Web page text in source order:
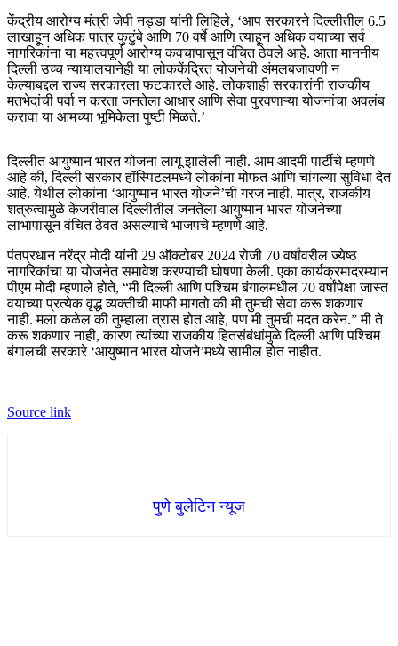
केंद्रीय आरोग्य मंत्री जेपी नड्डा यांनी लिहिले, ‘आप सरकारने दिल्लीतील 6.5
लाखाहून अधिक पात्र कुटुंबे आणि 70 वर्षे आणि त्याहून अधिक वयाच्या सर्व
नागरिकांना या महत्त्वपूर्ण आरोग्य कवचापासून वंचित ठेवले आहे. आता माननीय
दिल्ली उच्च न्यायालयानेही या लोककेंद्रित योजनेची अंमलबजावणी न
केल्याबद्दल राज्य सरकारला फटकारले आहे. लोकशाही सरकारांनी राजकीय
मतभेदांची पर्वा न करता जनतेला आधार आणि सेवा पुरवणाऱ्या योजनांचा अवलंब
करावा या आमच्या भूमिकेला पुष्टी मिळते.’
दिल्लीत आयुष्मान भारत योजना लागू झालेली नाही. आम आदमी पार्टीचे म्हणणे
आहे की, दिल्ली सरकार हॉस्पिटलमध्ये लोकांना मोफत आणि चांगल्या सुविधा देत
आहे. येथील लोकांना ‘आयुष्मान भारत योजने’ची गरज नाही. मात्र, राजकीय
शत्रुत्वामुळे केजरीवाल दिल्लीतील जनतेला आयुष्मान भारत योजनेच्या
लाभापासून वंचित ठेवत असल्याचे भाजपचे म्हणणे आहे.
पंतप्रधान नरेंद्र मोदी यांनी 29 ऑक्टोबर 2024 रोजी 70 वर्षांवरील ज्येष्ठ
नागरिकांचा या योजनेत समावेश करण्याची घोषणा केली. एका कार्यक्रमादरम्यान
पीएम मोदी म्हणाले होते, “मी दिल्ली आणि पश्चिम बंगालमधील 70 वर्षांपेक्षा जास्त
वयाच्या प्रत्येक वृद्ध व्यक्तीची माफी मागतो की मी तुमची सेवा करू शकणार
नाही. मला कळेल की तुम्हाला त्रास होत आहे, पण मी तुमची मदत करेन.” मी ते
करू शकणार नाही, कारण त्यांच्या राजकीय हितसंबंधांमुळे दिल्ली आणि पश्चिम
बंगालची सरकारे ‘आयुष्मान भारत योजने’मध्ये सामील होत नाहीत.
Source link
पुणे बुलेटिन न्यूज